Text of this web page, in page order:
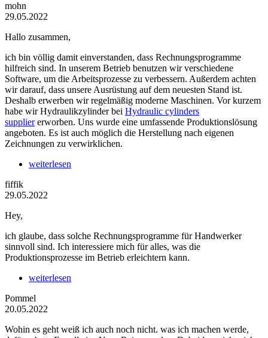
mohn
29.05.2022
Hallo zusammen,
ich bin völlig damit einverstanden, dass Rechnungsprogramme
hilfreich sind. In unserem Betrieb benutzen wir verschiedene
Software, um die Arbeitsprozesse zu verbessern. Außerdem achten
wir darauf, dass unsere Ausrüstung auf dem neuesten Stand ist.
Deshalb erwerben wir regelmäßig moderne Maschinen. Vor kurzem
habe wir Hydraulikzylinder bei Hydraulic cylinders
suppliererworben. Uns wurde eine umfassende Produktionslösung
angeboten. Es ist auch möglich die Herstellung nach eigenen
Zeichnungen zu verwirklichen.
weiterlesen
fiffik
29.05.2022
Hey,
ich glaube, dass solche Rechnungsprogramme für Handwerker
sinnvoll sind. Ich interessiere mich für alles, was die
Produktionsprozesse im Betrieb erleichtern kann.
weiterlesen
Pommel
20.05.2022
Wohin es geht weiß ich auch noch nicht. was ich machen werde,